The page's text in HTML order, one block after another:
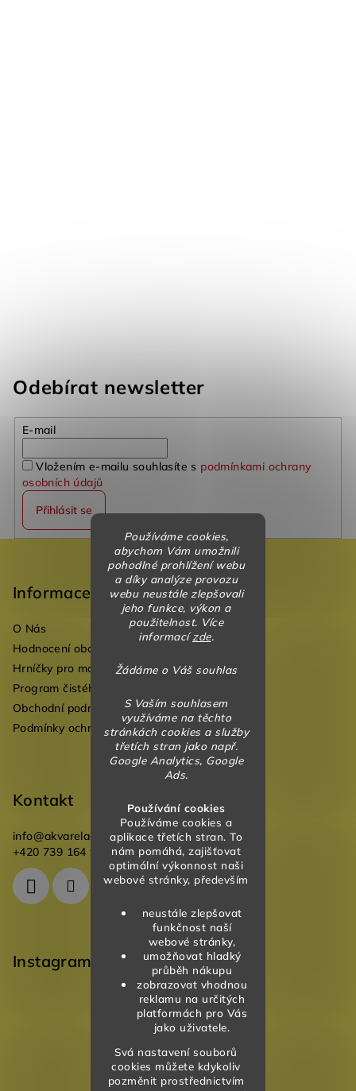
Používáme cookies,
abychom Vám umožnili
pohodlné prohlížení webu
a díky analýze provozu
webu neustále zlepšovali
jeho funkce, výkon a
použitelnost. Více
informacízde.
Žádáme o Váš souhlas
S Vaším souhlasem
využíváme na těchto
stránkách cookies a služby
třetích stran jako např.
Google Analytics, Google
Ads.
Používání cookies
Používáme cookies a
aplikace třetích stran. To
nám pomáhá, zajišťovat
optimální výkonnost naši
webové stránky, především
neustále zlepšovat
funkčnost naší
webové stránky,
umožňovat hladký
průběh nákupu
zobrazovat vhodnou
reklamu na určitých
platformách pro Vás
jako uživatele.
Svá nastavení souborů
cookies můžete kdykoliv
pozměnit prostřednictvím
Odebírat newsletter
E-mail
Vložením e-mailu souhlasíte s podmínkami ochrany
osobních údajů
Přihlásit se
Informace
O Nás
Hodnocení obchodu
Hrníčky pro mateřské školky
Program čistého vzduchu pro mateřské školy
Obchodní podmínky
Podmínky ochrany osobních údajů
Kontakt
info@akvareladesign.cz
+420 739 164 946
Instagram